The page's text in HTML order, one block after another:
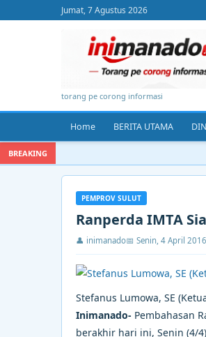
Jumat, 7 Agustus 2026
torang pe corong informasi
Home BERITA UTAMA
BREAKING
PEMPROV SULUT
Ranperda IMTA
👤 inimanado📅 Senin, 4 April 2016
Stefanus Lumowa, SE
Inimanado- Pembahasan
berakhir hari ini, Senin (4/